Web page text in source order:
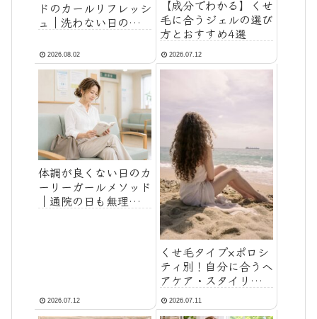
ドのカールリフレッシ
ュ｜洗わない日の翌朝
法2026.08.02
【成分でわかる】くせ
毛に合うジェルの選び
方とおすすめ4選
2026.07.12
体調が良くない日のカ
ーリーガールメソッド
｜通院の日も無理しな
2026.07.12
くせ毛タイプ×ポロシ
ティ別！自分に合うヘ
アケア・スタイリング
剤の選び方マトリック
ス2026.07.11